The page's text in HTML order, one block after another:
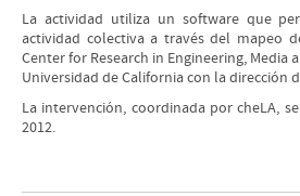
La actividad utiliza un software que
actividad colectiva a través del mapeo
Center for Research in Engineering, Media
Universidad de California con la dirección
La intervención, coordinada por cheLA,
2012.